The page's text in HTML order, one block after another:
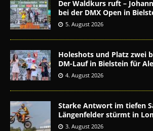
Der Waldkurs ruft –
bei der DMX Open in
5. August 2026
Holeshots und Platz zwei
DM-Lauf in Bielstein für
4. August 2026
Starke Antwort im tiefen
Längenfelder stürmt in
3. August 2026